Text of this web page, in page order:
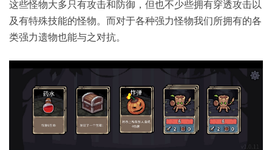
这些怪物大多只有攻击和防御，但也不少些拥有穿透攻击以
及有特殊技能的怪物。而对于各种强力怪物我们所拥有的各
类强力遗物也能与之对抗。